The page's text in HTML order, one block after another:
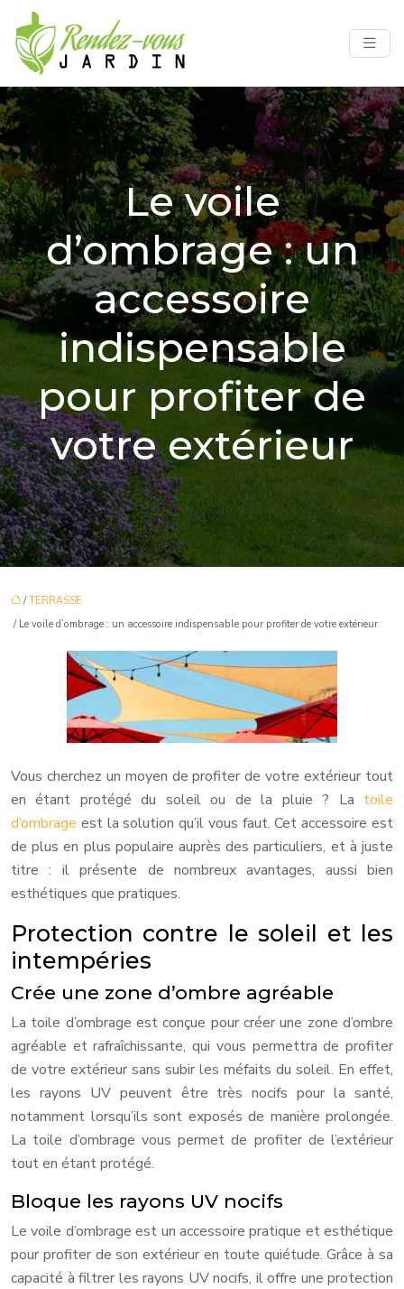
Le voile
d’ombrage : un
accessoire
indispensable
pour profiter de
votre extérieur
/TERRASSE
/ Le voile d’ombrage : un accessoire indispensable pour profiter de votre extérieur
Vous cherchez un moyen de profiter de votre extérieur tout
en étant protégé du soleil ou de la pluie ? La toile
d’ombrage est la solution qu’il vous faut. Cet accessoire est
de plus en plus populaire auprès des particuliers, et à juste
titre : il présente de nombreux avantages, aussi bien
esthétiques que pratiques.
Protection contre le soleil et les
intempéries
Crée une zone d’ombre agréable
La toile d’ombrage est conçue pour créer une zone d’ombre
agréable et rafraîchissante, qui vous permettra de profiter
de votre extérieur sans subir les méfaits du soleil. En effet,
les rayons UV peuvent être très nocifs pour la santé,
notamment lorsqu’ils sont exposés de manière prolongée.
La toile d’ombrage vous permet de profiter de l’extérieur
tout en étant protégé.
Bloque les rayons UV nocifs
Le voile d’ombrage est un accessoire pratique et esthétique
pour profiter de son extérieur en toute quiétude. Grâce à sa
capacité à filtrer les rayons UV nocifs, il offre une protection